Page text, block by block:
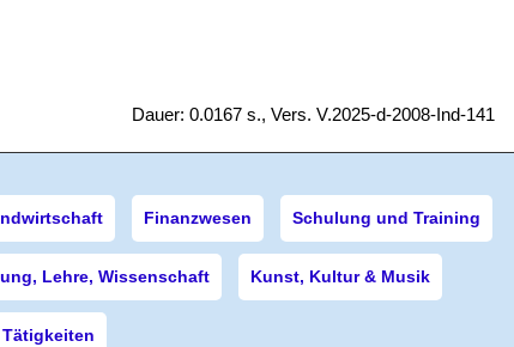
Dauer: 0.0167 s., Vers. V.2025-d-2008-Ind-141
Finanzwesen Schulung und Training
Lehre, Wissenschaft Kunst, Kultur & Musik